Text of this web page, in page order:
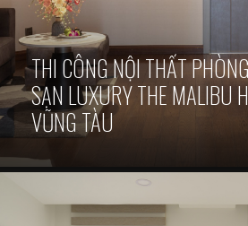
THI CÔNG NỘI THẤT
SẠN LUXURY THE MALIBU
VŨNG TÀU